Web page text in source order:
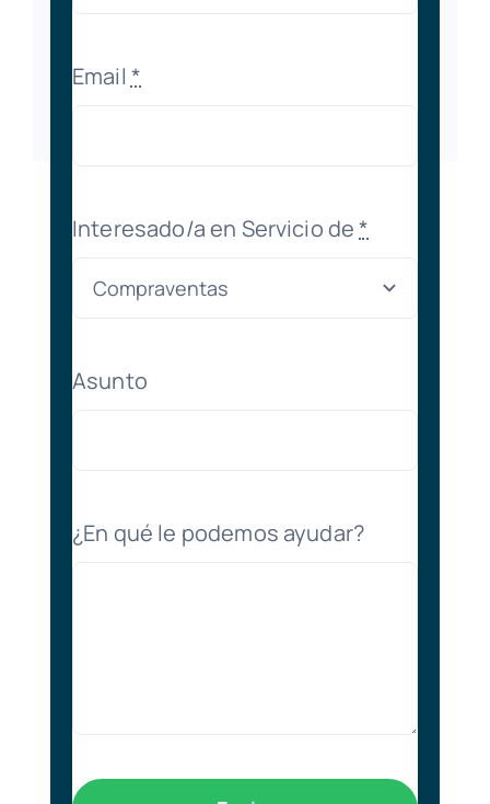
Email *
Interesado/a en Servicio de*
Asunto
¿En qué le podemos ayudar?